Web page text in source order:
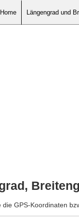
Home Längengrad und
die GPS-Koordinaten